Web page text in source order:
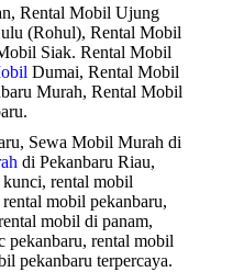
Rental Mobil Ujung
(Rohul), Rental Mobil
Siak. Rental Mobil
Dumai, Rental Mobil
Murah, Rental Mobil
Sewa Mobil Murah di
di Pekanbaru Riau,
rental mobil
mobil pekanbaru,
mobil di panam,
pekanbaru, rental mobil
pekanbaru terpercaya.